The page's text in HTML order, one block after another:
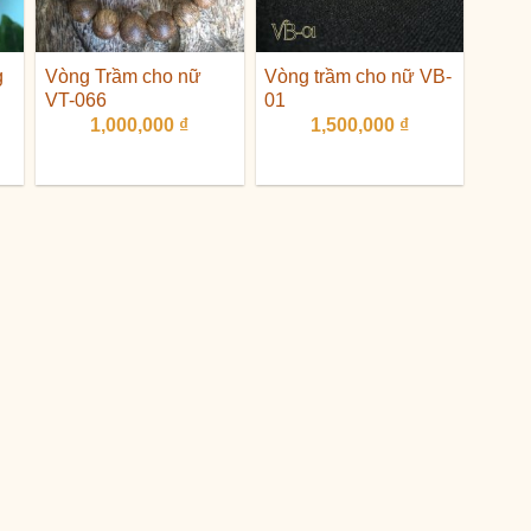
Vòng Trầm cho nữ
VT-066
1,000,000 ₫
Vòng trầm cho nữ VB-
01
1,500,000 ₫